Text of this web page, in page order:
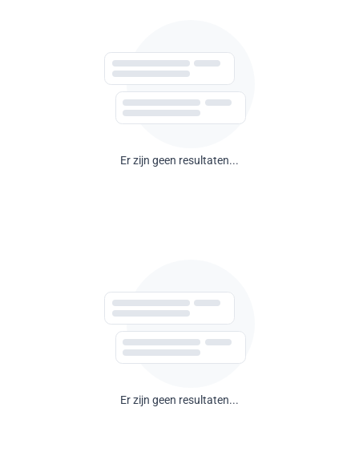
Er zijn geen resultaten...
Er zijn geen resultaten...